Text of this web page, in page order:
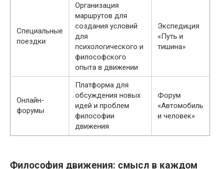
Специальные
поездки
Организация
маршрутов для
создания условий
для
психологического и
философского
опыта в движении
Экспедиция
«Путь и
тишина»
Онлайн-
форумы
Платформа для
обсуждения новых
идей и проблем
философии
движения
Форум
«Автомобиль
и человек»
Философия движения: смысл в каждом